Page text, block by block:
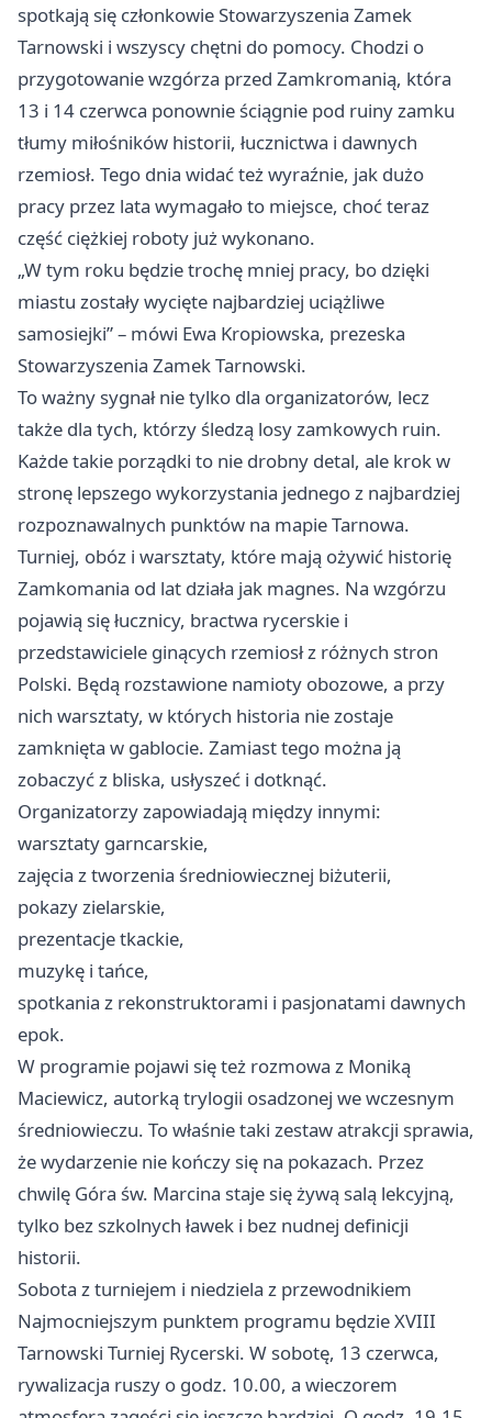
spotkają się członkowie Stowarzyszenia Zamek
Tarnowski i wszyscy chętni do pomocy. Chodzi o
przygotowanie wzgórza przed Zamkromanią, która
13 i 14 czerwca ponownie ściągnie pod ruiny zamku
tłumy miłośników historii, łucznictwa i dawnych
rzemiosł. Tego dnia widać też wyraźnie, jak dużo
pracy przez lata wymagało to miejsce, choć teraz
część ciężkiej roboty już wykonano.
„W tym roku będzie trochę mniej pracy, bo dzięki
miastu zostały wycięte najbardziej uciążliwe
samosiejki” – mówi Ewa Kropiowska, prezeska
Stowarzyszenia Zamek Tarnowski.
To ważny sygnał nie tylko dla organizatorów, lecz
także dla tych, którzy śledzą losy zamkowych ruin.
Każde takie porządki to nie drobny detal, ale krok w
stronę lepszego wykorzystania jednego z najbardziej
rozpoznawalnych punktów na mapie Tarnowa.
Turniej, obóz i warsztaty, które mają ożywić historię
Zamkomania od lat działa jak magnes. Na wzgórzu
pojawią się łucznicy, bractwa rycerskie i
przedstawiciele ginących rzemiosł z różnych stron
Polski. Będą rozstawione namioty obozowe, a przy
nich warsztaty, w których historia nie zostaje
zamknięta w gablocie. Zamiast tego można ją
zobaczyć z bliska, usłyszeć i dotknąć.
Organizatorzy zapowiadają między innymi:
warsztaty garncarskie,
zajęcia z tworzenia średniowiecznej biżuterii,
pokazy zielarskie,
prezentacje tkackie,
muzykę i tańce,
spotkania z rekonstruktorami i pasjonatami dawnych
epok.
W programie pojawi się też rozmowa z Moniką
Maciewicz, autorką trylogii osadzonej we wczesnym
średniowieczu. To właśnie taki zestaw atrakcji sprawia,
że wydarzenie nie kończy się na pokazach. Przez
chwilę Góra św. Marcina staje się żywą salą lekcyjną,
tylko bez szkolnych ławek i bez nudnej definicji
historii.
Sobota z turniejem i niedziela z przewodnikiem
Najmocniejszym punktem programu będzie XVIII
Tarnowski Turniej Rycerski. W sobotę, 13 czerwca,
rywalizacja ruszy o godz. 10.00, a wieczorem